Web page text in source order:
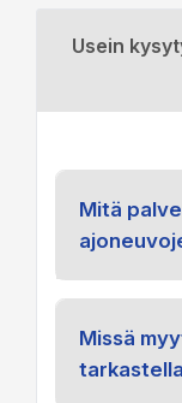
Usein
Mitä
Missä